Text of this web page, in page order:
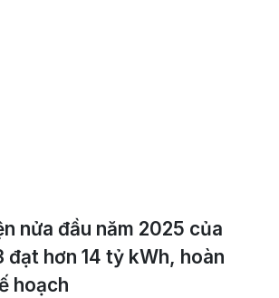
nửa đầu năm 2025 của
đạt hơn 14 tỷ kWh, hoàn
hoạch